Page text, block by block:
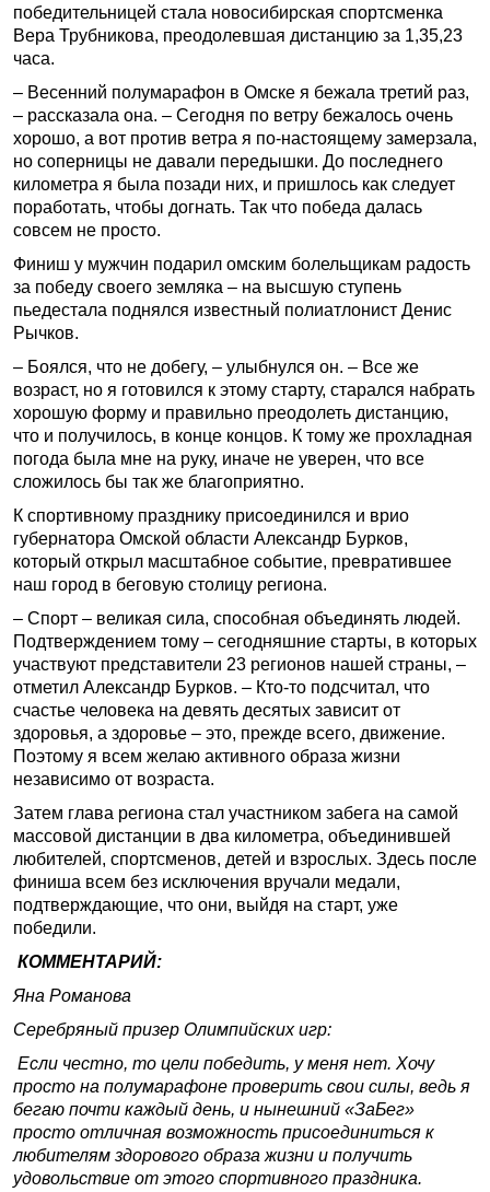
победительницей стала новосибирская спортсменка
Вера Трубникова, преодолевшая дистанцию за 1,35,23
часа.
– Весенний полумарафон в Омске я бежала третий раз,
– рассказала она. – Сегодня по ветру бежалось очень
хорошо, а вот против ветра я по-настоящему замерзала,
но соперницы не давали передышки. До последнего
километра я была позади них, и пришлось как следует
поработать, чтобы догнать. Так что победа далась
совсем не просто.
Финиш у мужчин подарил омским болельщикам радость
за победу своего земляка – на высшую ступень
пьедестала поднялся известный полиатлонист Денис
Рычков.
– Боялся, что не добегу, – улыбнулся он. – Все же
возраст, но я готовился к этому старту, старался набрать
хорошую форму и правильно преодолеть дистанцию,
что и получилось, в конце концов. К тому же прохладная
погода была мне на руку, иначе не уверен, что все
сложилось бы так же благоприятно.
К спортивному празднику присоединился и врио
губернатора Омской области Александр Бурков,
который открыл масштабное событие, превратившее
наш город в беговую столицу региона.
– Спорт – великая сила, способная объединять людей.
Подтверждением тому – сегодняшние старты, в которых
участвуют представители 23 регионов нашей страны, –
отметил Александр Бурков. – Кто-то подсчитал, что
счастье человека на девять десятых зависит от
здоровья, а здоровье – это, прежде всего, движение.
Поэтому я всем желаю активного образа жизни
независимо от возраста.
Затем глава региона стал участником забега на самой
массовой дистанции в два километра, объединившей
любителей, спортсменов, детей и взрослых. Здесь после
финиша всем без исключения вручали медали,
подтверждающие, что они, выйдя на старт, уже
победили.
КОММЕНТАРИЙ:
Яна Романова
Серебряный призер Олимпийских игр:
Если честно, то цели победить, у меня нет. Хочу
просто на полумарафоне проверить свои силы, ведь я
бегаю почти каждый день, и нынешний «ЗаБег»
просто отличная возможность присоединиться к
любителям здорового образа жизни и получить
удовольствие от этого спортивного праздника.